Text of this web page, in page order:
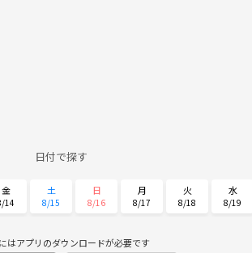
日付で探す
金
14
土
8/15
日
8/16
月
8/17
火
8/18
水
8/19
9/1 9/2 9/3 9/4
はアプリのダウンロードが必要です